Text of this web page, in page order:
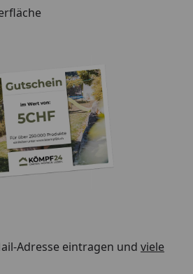
Adresse eintragen und viele